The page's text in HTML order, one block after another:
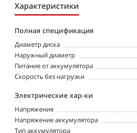
Характеристики
Полная спецификация
Диаметр диска
Наружный диаметр
Питание от аккумулятора
Скорость без нагрузки
Электрические хар-ки
Напряжение
Напряжение аккумулятора
Тип аккумулятора